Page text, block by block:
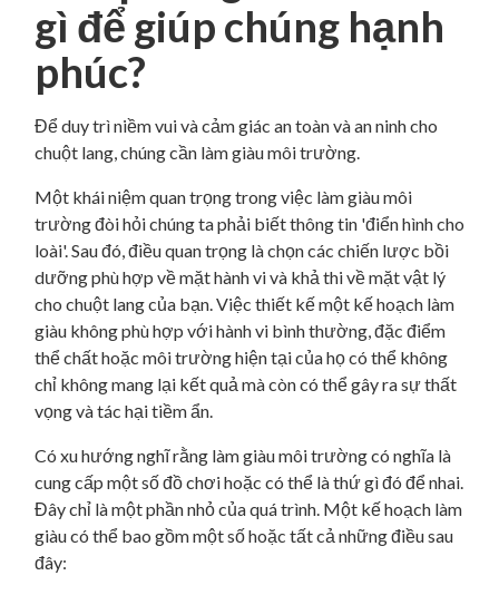
gì để giúp chúng hạnh
phúc?
Để duy trì niềm vui và cảm giác an toàn và an ninh cho
chuột lang, chúng cần làm giàu môi trường.
Một khái niệm quan trọng trong việc làm giàu môi
trường đòi hỏi chúng ta phải biết thông tin 'điển hình cho
loài'. Sau đó, điều quan trọng là chọn các chiến lược bồi
dưỡng phù hợp về mặt hành vi và khả thi về mặt vật lý
cho chuột lang của bạn. Việc thiết kế một kế hoạch làm
giàu không phù hợp với hành vi bình thường, đặc điểm
thể chất hoặc môi trường hiện tại của họ có thể không
chỉ không mang lại kết quả mà còn có thể gây ra sự thất
vọng và tác hại tiềm ẩn.
Có xu hướng nghĩ rằng làm giàu môi trường có nghĩa là
cung cấp một số đồ chơi hoặc có thể là thứ gì đó để nhai.
Đây chỉ là một phần nhỏ của quá trình. Một kế hoạch làm
giàu có thể bao gồm một số hoặc tất cả những điều sau
đây: